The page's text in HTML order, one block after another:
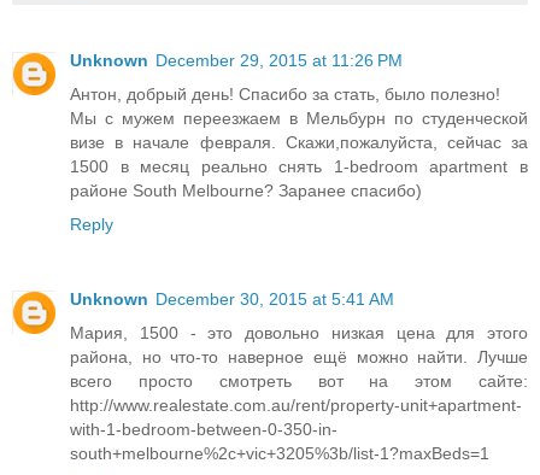
Unknown December 29, 2015 at 11:26 PM
Антон, добрый день! Спасибо за стать, было полезно!
Мы с мужем переезжаем в Мельбурн по студенческой
визе в начале февраля. Скажи,пожалуйста, сейчас за
1500 в месяц реально снять 1-bedroom apartment в
районе South Melbourne? Заранее спасибо)
Reply
Unknown December 30, 2015 at 5:41 AM
Мария, 1500 - это довольно низкая цена для этого
района, но что-то наверное ещё можно найти. Лучше
всего просто смотреть вот на этом сайте:
http://www.realestate.com.au/rent/property-unit+apartment-
with-1-bedroom-between-0-350-in-
south+melbourne%2c+vic+3205%3b/list-1?maxBeds=1